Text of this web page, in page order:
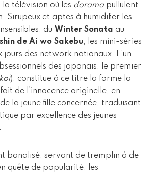
télévision où les doramapullulent
Sirupeux et aptes à humidifier les
du Winter Sonata au
de Ai wo Sakebu, les mini-séries
jours des network nationaux. L’un
des japonais, le premier
), constitue à ce titre la forme la
de l’innocence originelle, en
la jeune fille concernée, traduisant
par excellence des jeunes
banalisé, servant de tremplin à de
quête de popularité, les